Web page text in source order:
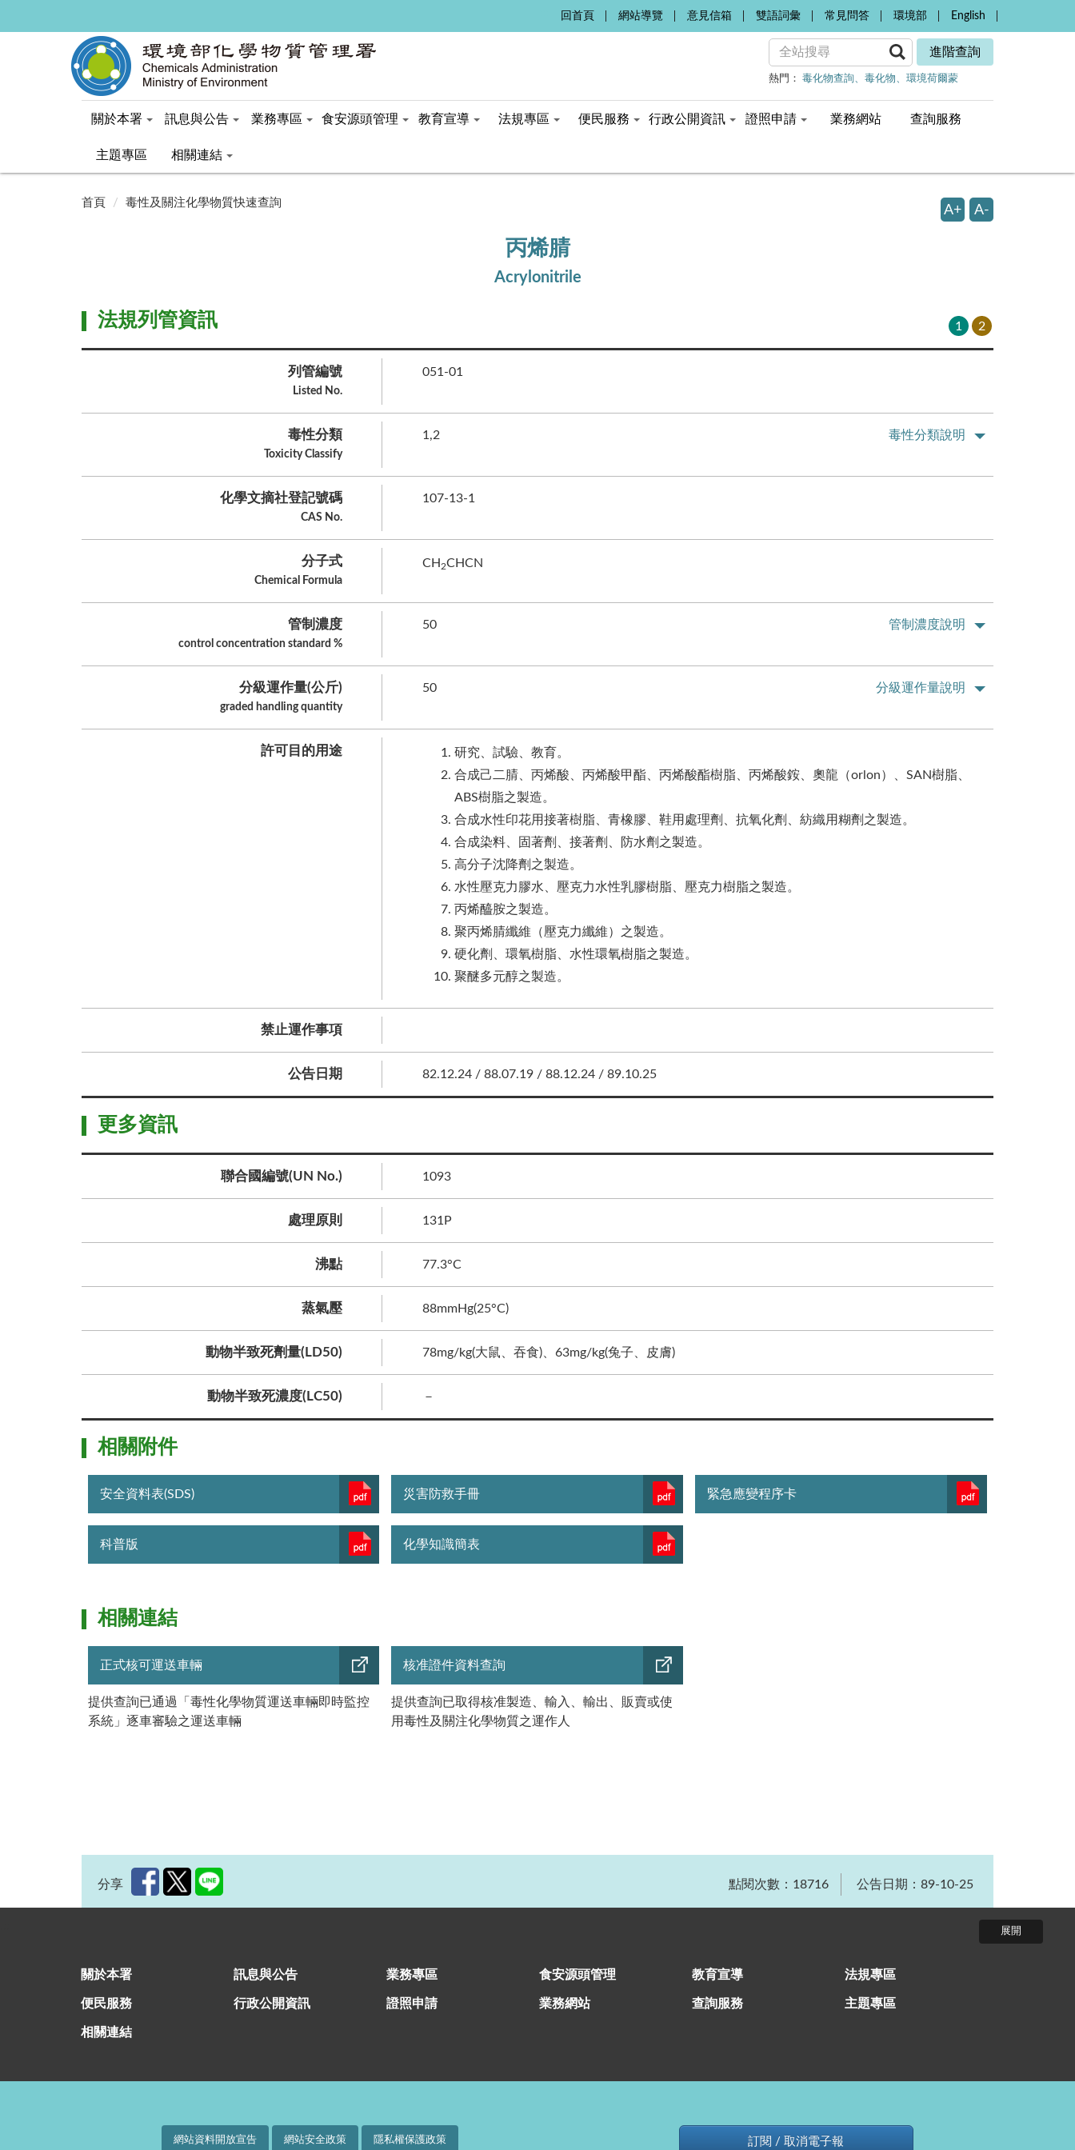
回首頁 網站導覽 意見信箱 雙語詞彙 常見問答 環境部 English
進階查詢
熱門： 毒化物查詢 毒化物 環境荷爾蒙
關於本署 訊息與公告 業務專區 食安源頭管理 教育宣導 法規專區 便民服務 行政公開資訊 證照申請 業務網站 查詢服務
主題專區 相關連結
首頁 毒性及關注化學物質快速查詢
A+ A-
丙烯腈
Acrylonitrile
1 2
法規列管資訊
列管編號
Listed No.
051-01
毒性分類
Toxicity Classify
1,2 毒性分類說明
化學文摘社登記號碼
CAS No.
107-13-1
分子式
Chemical Formula
CH 2CHCN
管制濃度
control concentration standard %
50 管制濃度說明
分級運作量(公斤)
graded handling quantity
50 分級運作量說明
許可目的用途
研究、試驗、教育。
合成己二腈、丙烯酸、丙烯酸甲酯、丙烯酸酯樹脂、丙烯酸銨、奧龍（orlon）、SAN樹脂、
ABS樹脂之製造。
合成水性印花用接著樹脂、青橡膠、鞋用處理劑、抗氧化劑、紡織用糊劑之製造。
合成染料、固著劑、接著劑、防水劑之製造。
高分子沈降劑之製造。
水性壓克力膠水、壓克力水性乳膠樹脂、壓克力樹脂之製造。
丙烯醯胺之製造。
聚丙烯腈纖維（壓克力纖維）之製造。
硬化劑、環氧樹脂、水性環氧樹脂之製造。
聚醚多元醇之製造。
禁止運作事項
公告日期 82.12.24 / 88.07.19 / 88.12.24 / 89.10.25
更多資訊
聯合國編號(UN No.) 1093
處理原則 131P
沸點 77.3°C
蒸氣壓 88mmHg(25°C)
動物半致死劑量(LD50) 78mg/kg(大鼠、吞食)、63mg/kg(兔子、皮膚)
動物半致死濃度(LC50) －
相關附件
安全資料表(SDS) 災害防救手冊 緊急應變程序卡
科普版 化學知識簡表
相關連結
正式核可運送車輛
提供查詢已通過「毒性化學物質運送車輛即時監控
系統」逐車審驗之運送車輛
核准證件資料查詢
提供查詢已取得核准製造、輸入、輸出、販賣或使
用毒性及關注化學物質之運作人
分享 點閱次數：18716 公告日期：89-10-25
關於本署 訊息與公告 業務專區 食安源頭管理 教育宣導 法規專區
便民服務 行政公開資訊 證照申請 業務網站 查詢服務 主題專區
相關連結
網站資料開放宣告 網站安全政策 隱私權保護政策 訂閱 / 取消電子報